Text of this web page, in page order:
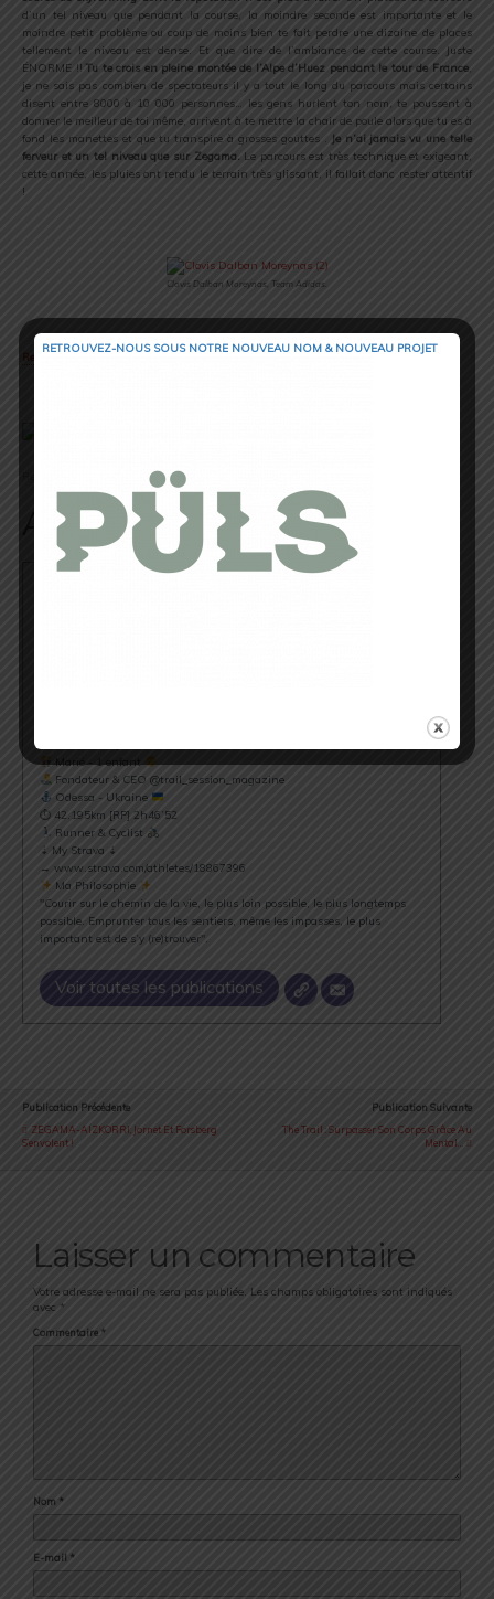
d’un tel niveau que pendant la course, la moindre seconde est importante et le
moindre petit problème ou coup de moins bien te fait perdre une dizaine de places
tellement le niveau est dense. Et que dire de l’ambiance de cette course. Juste
ÉNORME !!Tu te crois en pleine montée de l’Alpe d’Huez pendant le tour de France,
je ne sais pas combien de spectateurs il y a tout le long du parcours mais certains
disent entre 8000 à 10 000 personnes… les gens hurlent ton nom, te poussent à
donner le meilleur de toi même, arrivent à te mettre la chair de poule alors que tu es à
fond les manettes et que tu transpire à grosses gouttes . Je n’ai jamais vu une telle
ferveur et un tel niveau que sur Zegama.Le parcours est très technique et exigeant,
cette année, les pluies ont rendu le terrain très glissant, il fallait donc rester attentif
!
Clovis Dalban Moreynas, Team Adidas.
.
Retrouvez son portrait sur Trail Session !
Rémy Fabre, Trail Session Magazine, 2013.
Auteur/Autrice
Marié - 1 enfant
Fondateur & CEO @trail_session_magazine
Odessa - Ukraine
⏱ 42.195km [RP] 2h46’52
Runner & Cyclist
⇣ My Strava ⇣
→ www.strava.com/athletes/18867396
Ma Philosophie
"Courir sur le chemin de la vie, le plus loin possible, le plus longtemps
possible. Emprunter tous les sentiers, même les impasses, le plus
important est de s’y (re)trouver".
Voir toutes les publications
Publication Précédente
ZEGAMA-AIZKORRI, Jornet Et Forsberg
S’envolent !
Publication Suivante
The Trail : Surpasser Son Corps Grâce Au
Mental…
Laisser un commentaire
Votre adresse e-mail ne sera pas publiée. Les champs obligatoires sont indiqués
avec *
Commentaire *
Nom *
E-mail *
RETROUVEZ-NOUS SOUS NOTRE NOUVEAU NOM & NOUVEAU PROJET